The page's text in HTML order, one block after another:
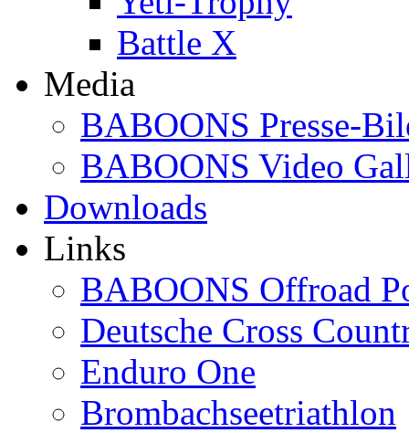
Battle X
Media
BABOONS Presse-
BABOONS Video
Downloads
Links
BABOONS Offroad
Deutsche Cross
Enduro One
Brombachseetriathlon